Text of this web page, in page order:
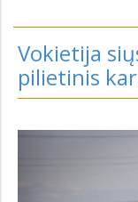
Vokietija
pilietinis